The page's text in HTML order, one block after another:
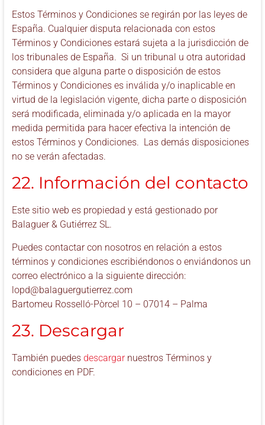
Estos Términos y Condiciones se regirán por las leyes de
España. Cualquier disputa relacionada con estos
Términos y Condiciones estará sujeta a la jurisdicción de
los tribunales de España. Si un tribunal u otra autoridad
considera que alguna parte o disposición de estos
Términos y Condiciones es inválida y/o inaplicable en
virtud de la legislación vigente, dicha parte o disposición
será modificada, eliminada y/o aplicada en la mayor
medida permitida para hacer efectiva la intención de
estos Términos y Condiciones. Las demás disposiciones
no se verán afectadas.
22. Información del contacto
Este sitio web es propiedad y está gestionado por
Balaguer & Gutiérrez SL.
Puedes contactar con nosotros en relación a estos
términos y condiciones escribiéndonos o enviándonos un
correo electrónico a la siguiente dirección:
lopd@balaguergutierrez.com
Bartomeu Rosselló-Pòrcel 10 – 07014 – Palma
23. Descargar
También puedes descargarnuestros Términos y
condiciones en PDF.